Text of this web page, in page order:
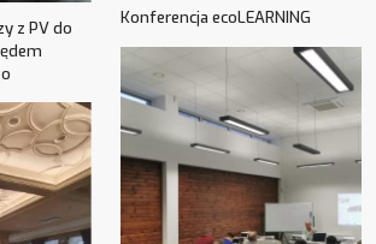
z PV do
Konferencja ecoLEARNING